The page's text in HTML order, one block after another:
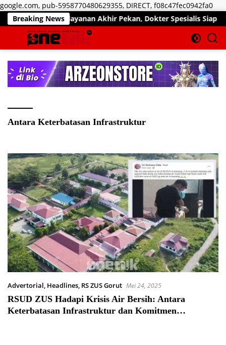
google.com, pub-5958770480629355, DIRECT, f08c47fec0942fa0
ke
Breaking News
Pelayanan Akhir Pekan, Dokter Spesialis Siap Layani
Antara Keterbatasan Infrastruktur
Advertorial, Headlines, RS ZUS Gorut Mei 24, 2025
RSUD ZUS Hadapi Krisis Air Bersih: Antara
Keterbatasan Infrastruktur dan Komitmen